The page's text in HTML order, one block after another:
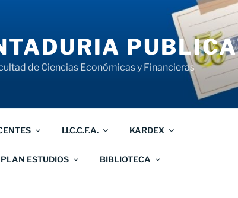
PUBLICA
de Ciencias Económicas y Financieras
I.I.C.C.F.A. KARDEX
PLAN ESTUDIOS BIBLIOTECA